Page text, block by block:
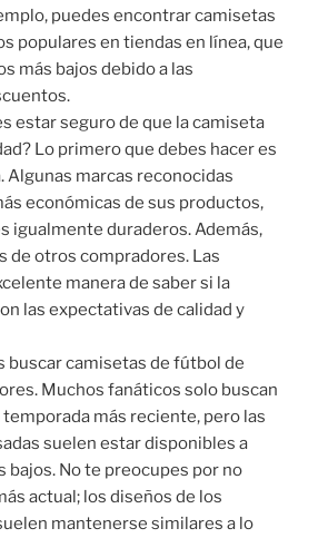
puedes encontrar camisetas
populares en tiendas en línea, que
más bajos debido a las
estar seguro de que la camiseta
Lo primero que debes hacer es
Algunas marcas reconocidas
económicas de sus productos,
igualmente duraderos. Además,
de otros compradores. Las
manera de saber si la
las expectativas de calidad y
buscar camisetas de fútbol de
Muchos fanáticos solo buscan
más reciente, pero las
suelen estar disponibles a
bajos. No te preocupes por no
actual; los diseños de los
mantenerse similares a lo